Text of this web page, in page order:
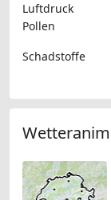
Luftdruck
Pollen
Schadstoffe